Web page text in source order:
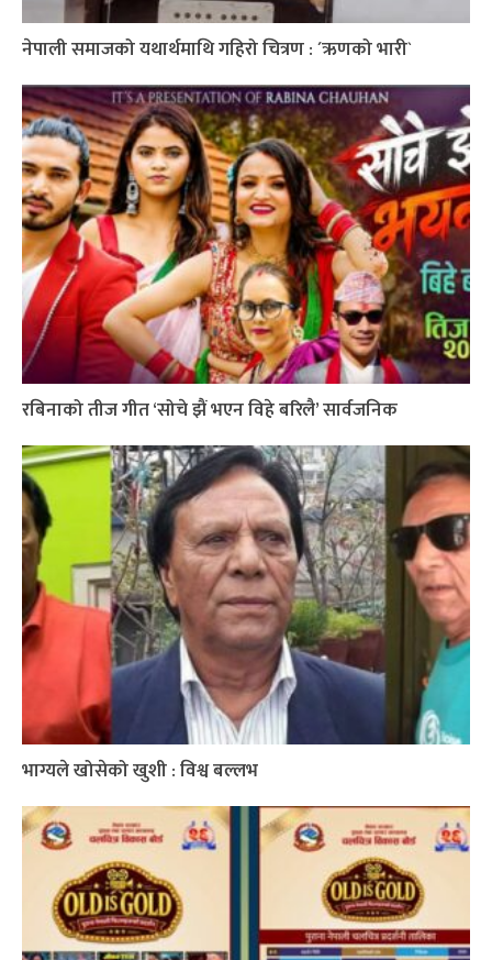
नेपाली समाजको यथार्थमाथि गहिरो चित्रण : ´ऋणको भारी`
रबिनाको तीज गीत ‘सोचे झैं भएन विहे बरिलै’ सार्वजनिक
भाग्यले खोसेको खुशी : विश्व बल्लभ